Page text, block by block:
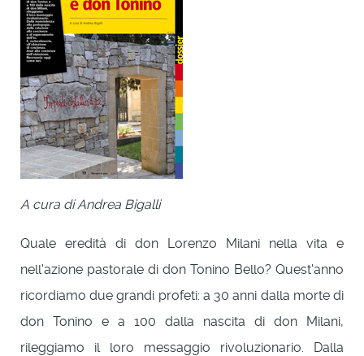
A cura di Andrea Bigalli
Quale eredità di don Lorenzo Milani nella vita e
nell'azione pastorale di don Tonino Bello? Quest'anno
ricordiamo due grandi profeti: a 30 anni dalla morte di
don Tonino e a 100 dalla nascita di don Milani,
rileggiamo il loro messaggio rivoluzionario. Dalla